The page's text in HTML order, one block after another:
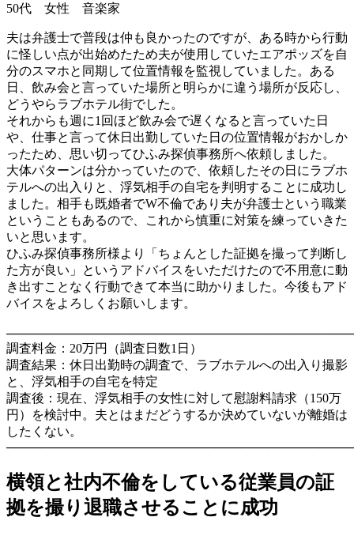
50代 女性 音楽家
夫は弁護士で普段は仲も良かったのですが、ある時から行動
に怪しい点が出始めたため夫が使用していたエアポッズを自
分のスマホと同期して位置情報を監視していました。ある
日、飲み会と言っていた場所と明らかに違う場所が反応し、
どうやらラブホテル街でした。
それからも週に1回ほど飲み会で遅くなると言っていた日
や、仕事と言って休日出勤していた日の位置情報がおかしか
ったため、思い切ってひふみ探偵事務所へ依頼しました。
大体パターンは分かっていたので、依頼したその日にラブホ
テルへの出入りと、浮気相手の自宅を判明することに成功し
ました。相手も既婚者でW不倫であり夫が弁護士という職業
ということもあるので、これから慎重に対策を練っていきた
いと思います。
ひふみ探偵事務所様より「ちょんとした証拠を撮って判断し
た方が良い」というアドバイスをいただけたので不用意に動
き出すことなく行動できて本当に助かりました。今後もアド
バイスをよろしくお願いします。
調査料金：20万円（調査日数1日）
調査結果：休日出勤時の調査で、ラブホテルへの出入り撮影
と、浮気相手の自宅を特定
調査後：現在、浮気相手の女性に対して慰謝料請求（150万
円）を検討中。夫とはまだどうするか決めていないが離婚は
したくない。
横領と社内不倫をしている従業員の証
拠を撮り退職させることに成功